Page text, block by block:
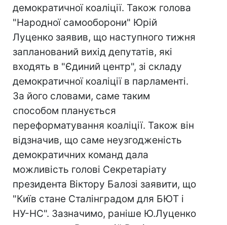
демократичної коаліції. Також голова
"Народної самооборони" Юрій
Луценко заявив, що наступного тижня
запланований вихід депутатів, які
входять в "Єдиний центр", зі складу
демократичної коаліції в парламенті.
За його словами, саме таким
способом планується
переформатування коаліції. Також він
відзначив, що саме неузгодженість
демократичних команд дала
можливість голові Секретаріату
президента Віктору Балозі заявити, що
"Київ стане Сталінградом для БЮТ і
НУ-НС". Зазначимо, раніше Ю.Луценко